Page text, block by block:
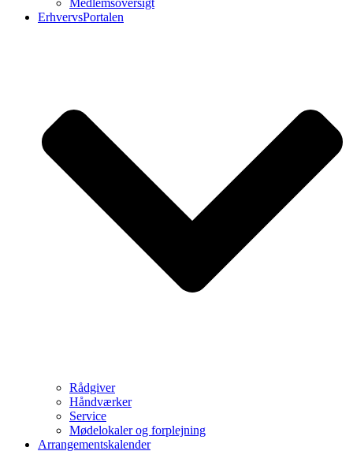
Medlemsoversigt
ErhvervsPortalen
Rådgiver
Håndværker
Service
Mødelokaler og forplejning
Arrangementskalender